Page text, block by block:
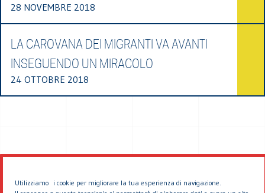
Utilizziamo i cookie per migliorare la tua esperienza di navigazione.
28 NOVEMBRE 2018
LA CAROVANA DEI MIGRANTI VA AVANTI
INSEGUENDO UN MIRACOLO
24 OTTOBRE 2018